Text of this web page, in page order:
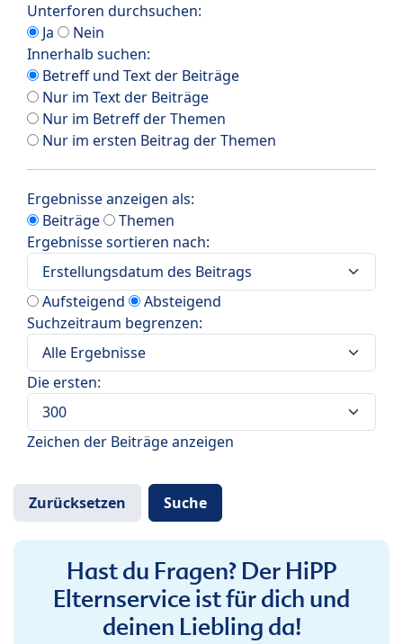
Unterforen durchsuchen:
Ja
Nein
Innerhalb suchen:
Betreff und Text der Beiträge
Nur im Text der Beiträge
Nur im Betreff der Themen
Nur im ersten Beitrag der Themen
Ergebnisse anzeigen als:
Beiträge
Themen
Ergebnisse sortieren nach:
Aufsteigend
Absteigend
Suchzeitraum begrenzen:
Die ersten:
Zeichen der Beiträge anzeigen
Hast du Fragen? Der HiPP
Elternservice ist für dich und
deinen Liebling da!